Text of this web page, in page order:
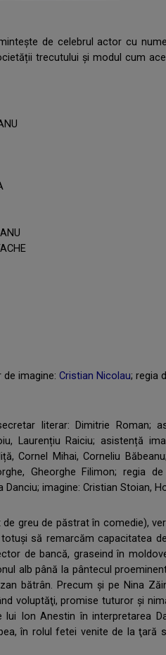
de celebrul actor cu
trecutului și modul cum
de imagine: Cristian Nicolau; regia
literar: Dimitrie Roman;
Laurențiu Raiciu; asistență
Cornel Mihai, Corneliu
Gheorghe Filimon; regia
Danciu; imagine: Cristian Stoian,
greu de păstrat în comedie),
să remarcăm capacitatea
de bancă, graseind în
alb până la pântecul
bătrân. Precum şi pe Nina
voluptăţi, promise tuturor și
lui Ion Anestin în interpretarea
în rolul fetei venite de la ţară